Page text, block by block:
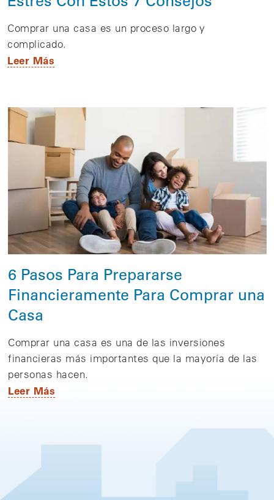
Comprar una casa es un proceso largo y
complicado.
Leer Más
6 Pasos Para Prepararse
Financieramente Para Comprar una
Casa
Comprar una casa es una de las inversiones
financieras más importantes que la mayoría de las
personas hacen.
Leer Más